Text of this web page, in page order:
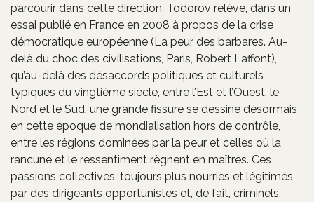
parcourir dans cette direction. Todorov relève, dans un
essai publié en France en 2008 à propos de la crise
démocratique européenne (La peur des barbares. Au-
delà du choc des civilisations, Paris, Robert Laffont),
qu’au-delà des désaccords politiques et culturels
typiques du vingtième siècle, entre l’Est et l’Ouest, le
Nord et le Sud, une grande fissure se dessine désormais
en cette époque de mondialisation hors de contrôle,
entre les régions dominées par la peur et celles où la
rancune et le ressentiment règnent en maîtres. Ces
passions collectives, toujours plus nourries et légitimés
par des dirigeants opportunistes et, de fait, criminels,